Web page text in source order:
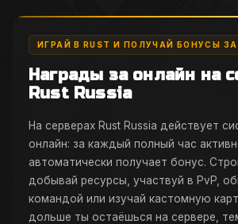
Награды за онлайн на
Rust Russia
ИГРАЙ В RUST И ПОЛУЧАЙ БОНУСЫ
На серверах Rust Russia действует
онлайн: за каждый полный час
автоматически получает бонус.
добывай ресурсы, участвуй в PvP,
командой или изучай кастомную
дольше ты остаёшься на сервере,